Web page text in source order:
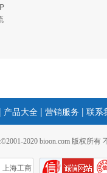
| 产品大全 | 营销服务 | 联系
2020 bioon.com 版权所有
上海工商